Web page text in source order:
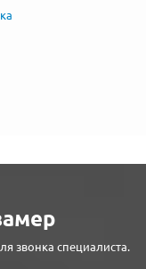
звонка специалиста.